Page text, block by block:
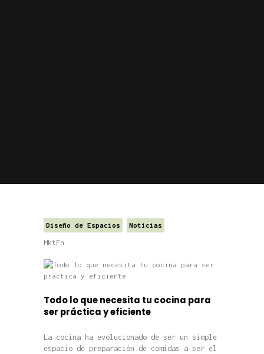
Diseño de Espacios Noticias
MktFn
Todo lo que necesita tu cocina para
ser práctica y eficiente
La cocina ha evolucionado de ser un simple
espacio de preparación de comidas a ser el